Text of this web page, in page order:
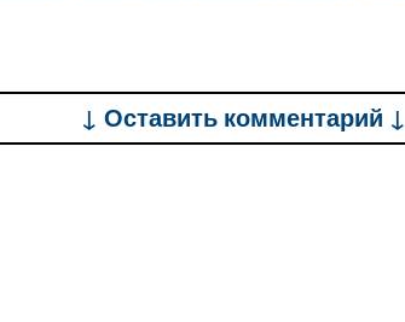
↓ Оставить комментарий ↓